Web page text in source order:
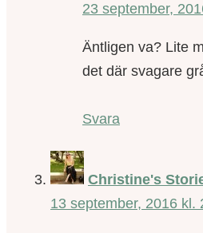
23 september,
Äntligen va? Lite
det där svagare
Svara
Christine's
13 september, 2016 kl.